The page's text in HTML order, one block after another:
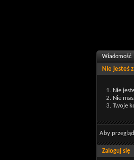
Wiadomość
Nie jesteś
Nie
Nie
Twoje
Aby
Zaloguj się